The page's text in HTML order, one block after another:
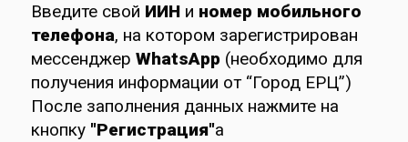
Введите свой ИИН и номер мобильного
телефона, на котором зарегистрирован
мессенджерWhatsApp (необходимо для
получения информации от “Город ЕРЦ”)
После заполнения данных нажмите на
кнопку "Регистрация"а